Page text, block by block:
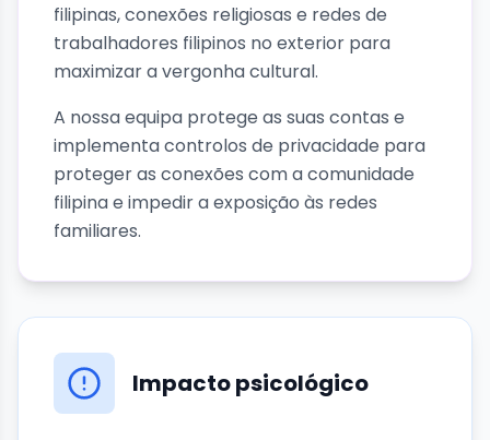
filipinas, conexões religiosas e redes de
trabalhadores filipinos no exterior para
maximizar a vergonha cultural.
A nossa equipa protege as suas contas e
implementa controlos de privacidade para
proteger as conexões com a comunidade
filipina e impedir a exposição às redes
familiares.
Impacto psicológico